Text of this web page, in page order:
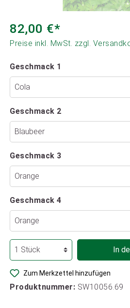
82,00 €*
Preise inkl. MwSt. zzgl.
Geschmack 1
Geschmack 2
Geschmack 3
Geschmack 4
In
Zum Merkzettel hinzufügen
Produktnummer: SW10056.69